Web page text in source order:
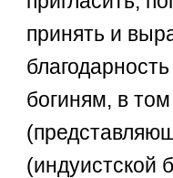
принять и
богиням, в
(индуистской